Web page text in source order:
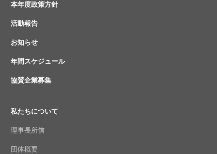
本年度政策方針
活動報告
お知らせ
年間スケジュール
協賛企業募集
私たちについて
理事長所信
団体概要